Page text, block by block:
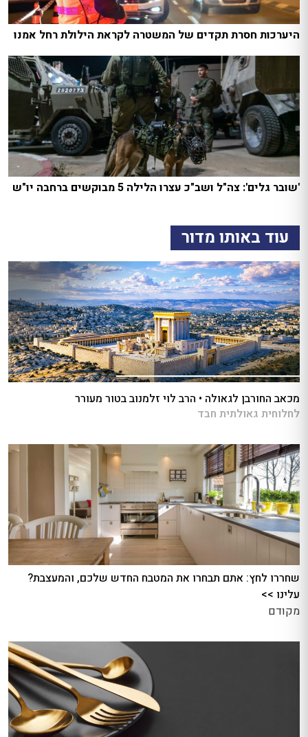
היערכות חסרת תקדים של המשטרה לקראת הילולת רחל אמנו
'שובר גלים': צה"ל ושב"כ עצרו הלילה 5 מבוקשים ברחבה יו"ש
עוד באותו מדור
מכאב החורבן לגאולה • הרב לוי זלמנוב בטור מעורר
לחלוחית גאולתית חבד
שחררו לחץ: אתם תבחרו את המטבח החדש שלכם, והמעצבת?
עלינו >>
מקודם